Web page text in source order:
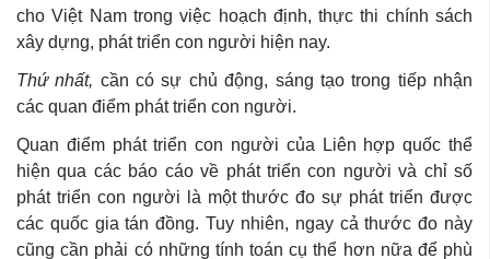
cho Việt Nam trong việc hoạch định, thực thi chính sách
xây dựng, phát triển con người hiện nay.
Thứ nhất, cần có sự chủ động, sáng tạo trong tiếp nhận
các quan điểm phát triển con người.
Quan điểm phát triển con người của Liên hợp quốc thể
hiện qua các báo cáo về phát triển con người và chỉ số
phát triển con người là một thước đo sự phát triển được
các quốc gia tán đồng. Tuy nhiên, ngay cả thước đo này
cũng cần phải có những tính toán cụ thể hơn nữa để phù